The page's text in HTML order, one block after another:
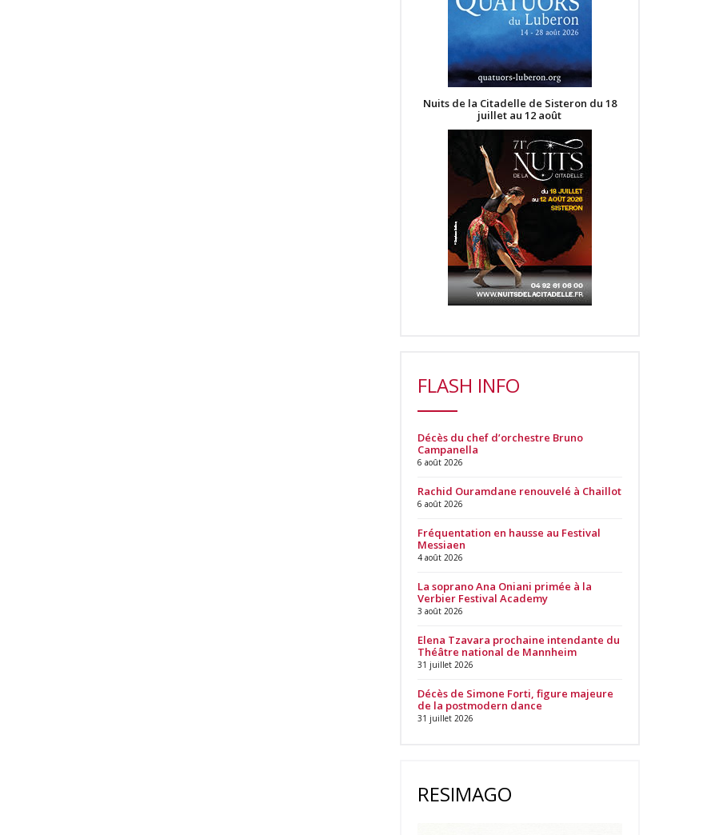
Nuits de la Citadelle de Sisteron du 18
juillet au 12 août
FLASH INFO
Décès du chef d’orchestre Bruno
Campanella
6 août 2026
Rachid Ouramdane renouvelé à Chaillot
6 août 2026
Fréquentation en hausse au Festival
Messiaen
4 août 2026
La soprano Ana Oniani primée à la
Verbier Festival Academy
3 août 2026
Elena Tzavara prochaine intendante du
Théâtre national de Mannheim
31 juillet 2026
Décès de Simone Forti, figure majeure
de la postmodern dance
31 juillet 2026
RESIMAGO